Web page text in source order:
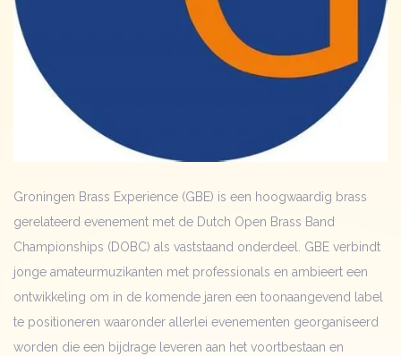
Groningen Brass Experience (GBE) is een hoogwaardig brass
gerelateerd evenement met de Dutch Open Brass Band
Championships (DOBC) als vaststaand onderdeel. GBE verbindt
jonge amateurmuzikanten met professionals en ambieert een
ontwikkeling om in de komende jaren een toonaangevend label
te positioneren waaronder allerlei evenementen georganiseerd
worden die een bijdrage leveren aan het voortbestaan en